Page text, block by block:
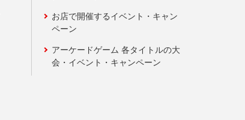
お店で開催するイベント・キャン
ペーン
アーケードゲーム 各タイトルの大
会・イベント・キャンペーン